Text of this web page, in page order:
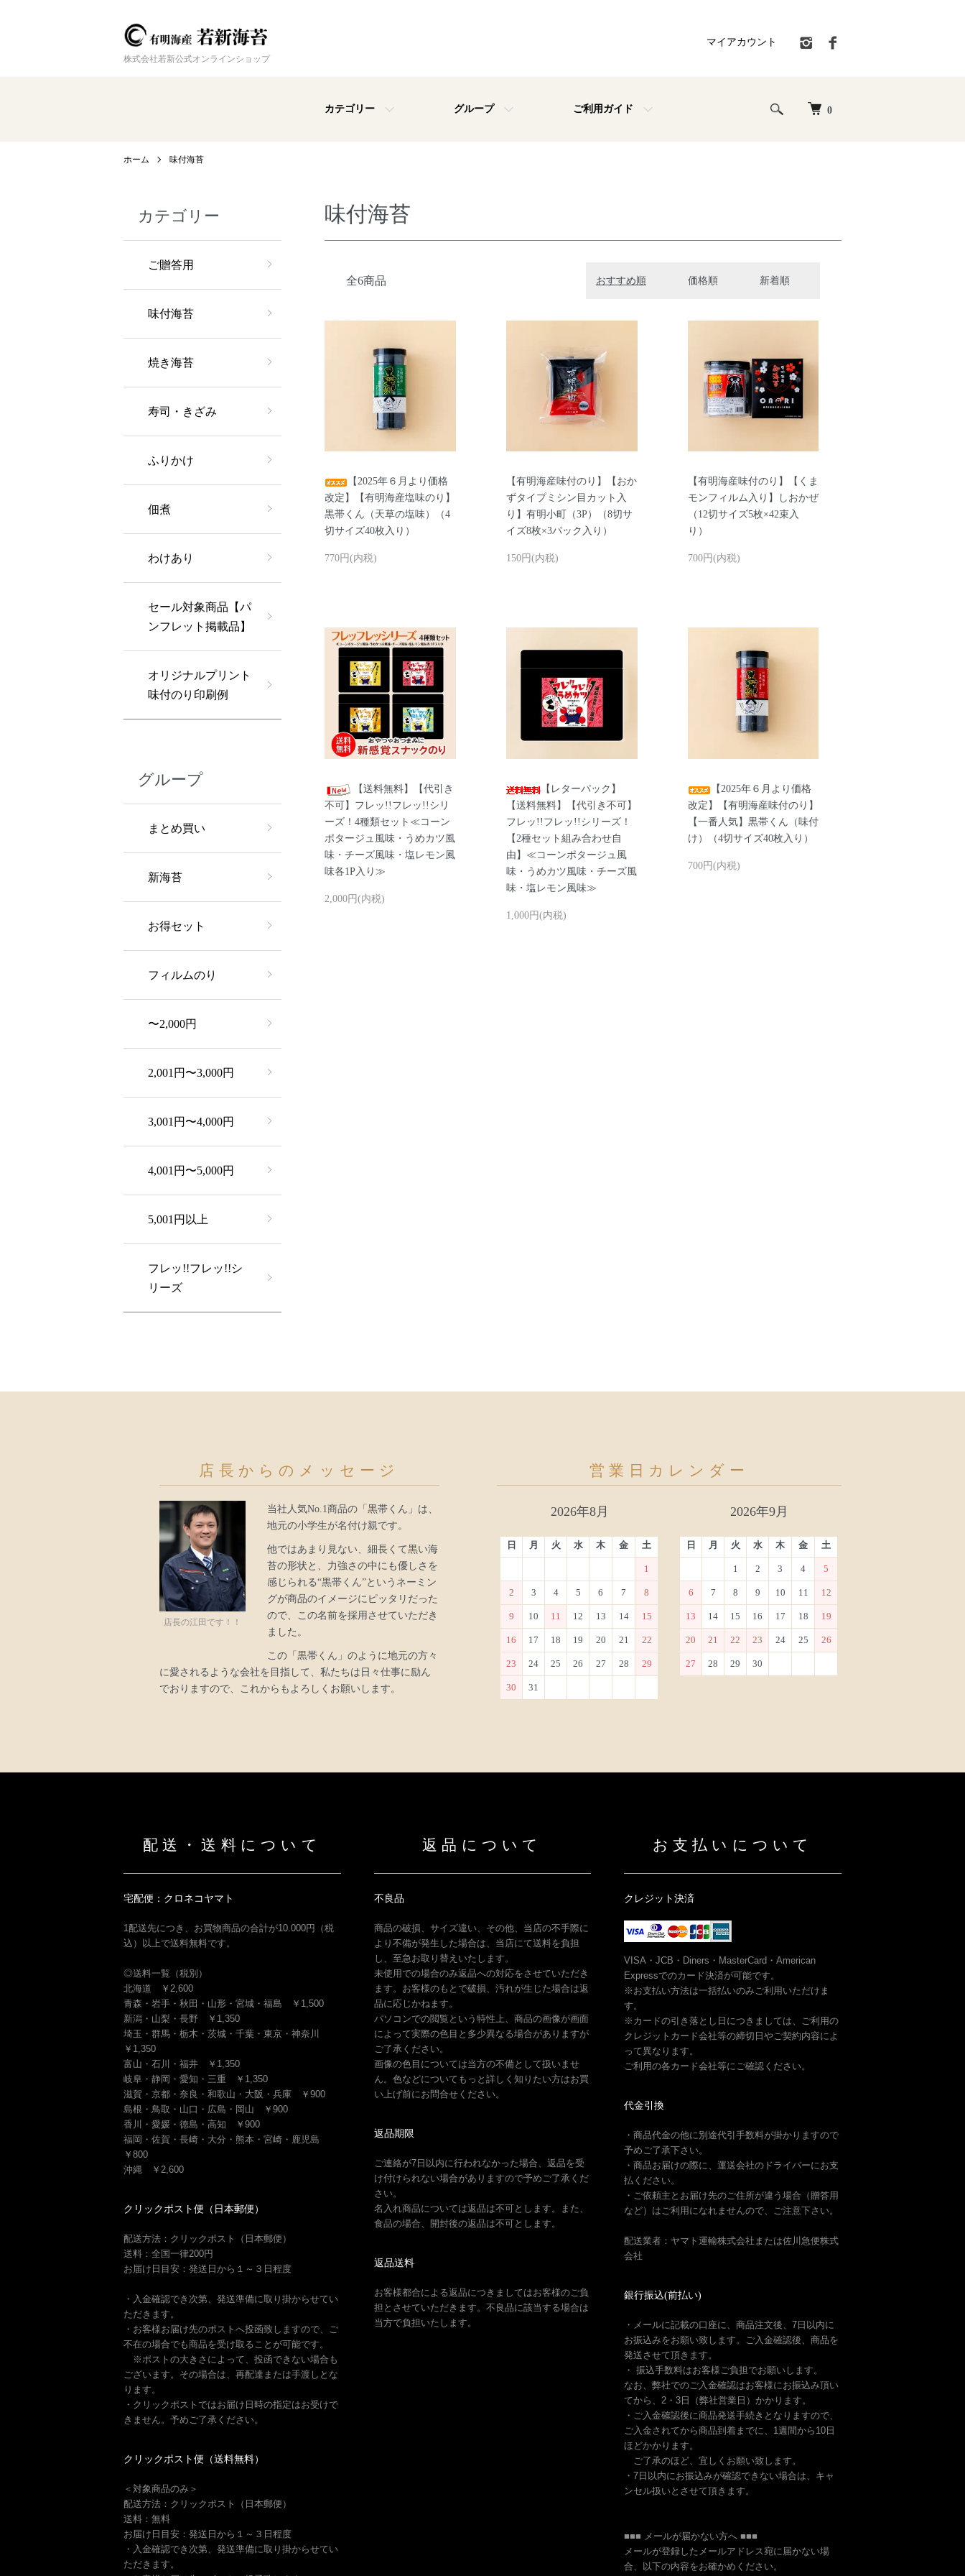
株式会社若新公式オンラインショップ
0
カテゴリー グループ ご利用ガイド
マイアカウント
ホーム 味付海苔
味付海苔
全6商品 おすすめ順 価格順 新着順
【2025年６月より価格
改定】【有明海産塩味のり】
黒帯くん（天草の塩味）（4
切サイズ40枚入り）
770円(内税)
【有明海産味付のり】【おか
ずタイプミシン目カット入
り】有明小町（3P）（8切サ
イズ8枚×3パック入り）
150円(内税)
【有明海産味付のり】【くま
モンフィルム入り】しおかぜ
（12切サイズ5枚×42束入
り）
700円(内税)
【送料無料】【代引き
不可】フレッ!!フレッ!!シリ
ーズ！4種類セット≪コーン
ポタージュ風味・うめカツ風
味・チーズ風味・塩レモン風
味各1P入り≫
2,000円(内税)
【レターパック】
【送料無料】【代引き不可】
フレッ!!フレッ!!シリーズ！
【2種セット組み合わせ自
由】≪コーンポタージュ風
味・うめカツ風味・チーズ風
味・塩レモン風味≫
1,000円(内税)
【2025年６月より価格
改定】【有明海産味付のり】
【一番人気】黒帯くん（味付
け）（4切サイズ40枚入り）
700円(内税)
カテゴリー
ご贈答用
味付海苔
焼き海苔
寿司・きざみ
ふりかけ
佃煮
わけあり
セール対象商品【パ
ンフレット掲載品】
オリジナルプリント
味付のり印刷例
グループ
まとめ買い
新海苔
お得セット
フィルムのり
〜2,000円
2,001円〜3,000円
3,001円〜4,000円
4,001円〜5,000円
5,001円以上
フレッ!!フレッ!!シ
リーズ
店長からのメッセージ
店長の江田です！！
当社人気No.1商品の「黒帯くん」は、
地元の小学生が名付け親です。
他ではあまり見ない、細長くて黒い海
苔の形状と、力強さの中にも優しさを
感じられる“黒帯くん”というネーミン
グが商品のイメージにピッタリだった
ので、この名前を採用させていただき
ました。
この「黒帯くん」のように地元の方々
に愛されるような会社を目指して、私たちは日々仕事に励ん
でおりますので、これからもよろしくお願いします。
営業日カレンダー
2026年8月
日 月 火 水 木 金 土
1
2 3 4 5 6 7 8
9 10 11 12 13 14 15
16 17 18 19 20 21 22
23 24 25 26 27 28 29
30 31
2026年9月
日 月 火 水 木 金 土
1 2 3 4 5
6 7 8 9 10 11 12
13 14 15 16 17 18 19
20 21 22 23 24 25 26
27 28 29 30
配送・送料について
宅配便：クロネコヤマト
1配送先につき、お買物商品の合計が10.000円（税
込）以上で送料無料です。
◎送料一覧（税別）
北海道 ￥2,600
青森・岩手・秋田・山形・宮城・福島 ￥1,500
新潟・山梨・長野 ￥1,350
埼玉・群馬・栃木・茨城・千葉・東京・神奈川
￥1,350
富山・石川・福井 ￥1,350
岐阜・静岡・愛知・三重 ￥1,350
滋賀・京都・奈良・和歌山・大阪・兵庫 ￥900
島根・鳥取・山口・広島・岡山 ￥900
香川・愛媛・徳島・高知 ￥900
福岡・佐賀・長崎・大分・熊本・宮崎・鹿児島
￥800
沖縄 ￥2,600
クリックポスト便（日本郵便）
配送方法：クリックポスト（日本郵便）
送料：全国一律200円
お届け日目安：発送日から１～３日程度
・入金確認でき次第、発送準備に取り掛からせてい
ただきます。
・お客様お届け先のポストへ投函致しますので、ご
不在の場合でも商品を受け取ることが可能です。
※ポストの大きさによって、投函できない場合も
ございます。その場合は、再配達または手渡しとな
ります。
・クリックポストではお届け日時の指定はお受けで
きません。予めご了承ください。
クリックポスト便（送料無料）
＜対象商品のみ＞
配送方法：クリックポスト（日本郵便）
送料：無料
お届け日目安：発送日から１～３日程度
・入金確認でき次第、発送準備に取り掛からせてい
ただきます。
返品について
不良品
商品の破損、サイズ違い、その他、当店の不手際に
より不備が発生した場合は、当店にて送料を負担
し、至急お取り替えいたします。
未使用での場合のみ返品への対応をさせていただき
ます。お客様のもとで破損、汚れが生じた場合は返
品に応じかねます。
パソコンでの閲覧という特性上、商品の画像が画面
によって実際の色目と多少異なる場合がありますが
ご了承ください。
画像の色目については当方の不備として扱いませ
ん。色などについてもっと詳しく知りたい方はお買
い上げ前にお問合せください。
返品期限
ご連絡が7日以内に行われなかった場合、返品を受
け付けられない場合がありますので予めご了承くだ
さい。
名入れ商品については返品は不可とします。また、
食品の場合、開封後の返品は不可とします。
返品送料
お客様都合による返品につきましてはお客様のご負
担とさせていただきます。不良品に該当する場合は
当方で負担いたします。
お支払いについて
クレジット決済
VISA・JCB・Diners・MasterCard・American
Expressでのカード決済が可能です。
※お支払い方法は一括払いのみご利用いただけま
す。
※カードの引き落とし日につきましては、ご利用の
クレジットカード会社等の締切日やご契約内容によ
って異なります。
ご利用の各カード会社等にご確認ください。
代金引換
・商品代金の他に別途代引手数料が掛かりますので
予めご了承下さい。
・商品お届けの際に、運送会社のドライバーにお支
払ください。
・ご依頼主とお届け先のご住所が違う場合（贈答用
など）はご利用になれませんので、ご注意下さい。
配送業者：ヤマト運輸株式会社または佐川急便株式
会社
銀行振込(前払い)
・メールに記載の口座に、商品注文後、7日以内に
お振込みをお願い致します。ご入金確認後、商品を
発送させて頂きます。
・ 振込手数料はお客様ご負担でお願いします。
なお、弊社でのご入金確認はお客様にお振込み頂い
てから、2・3日（弊社営業日）かかります。
・ご入金確認後に商品発送手続きとなりますので、
ご入金されてから商品到着までに、1週間から10日
ほどかかります。
ご了承のほど、宜しくお願い致します。
・7日以内にお振込みが確認できない場合は、キャ
ンセル扱いとさせて頂きます。
■■■ メールが届かない方へ ■■■
メールが登録したメールアドレス宛に届かない場
合、以下の内容をお確かめください。